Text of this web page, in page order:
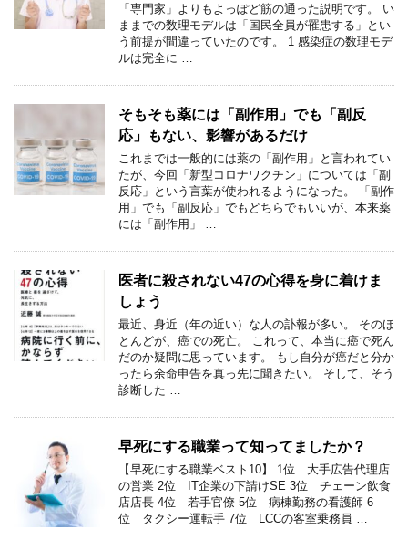
「専門家」よりもよっぽど筋の通った説明です。 い
ままでの数理モデルは「国民全員が罹患する」とい
う前提が間違っていたのです。 1 感染症の数理モデ
ルは完全に …
そもそも薬には「副作用」でも「副反
応」もない、影響があるだけ
これまでは一般的には薬の「副作用」と言われてい
たが、今回「新型コロナワクチン」については「副
反応」という言葉が使われるようになった。 「副作
用」でも「副反応」でもどちらでもいいが、本来薬
には「副作用」 …
医者に殺されない47の心得を身に着けま
しょう
最近、身近（年の近い）な人の訃報が多い。 そのほ
とんどが、癌での死亡。 これって、本当に癌で死ん
だのか疑問に思っています。 もし自分が癌だと分か
ったら余命申告を真っ先に聞きたい。 そして、そう
診断した …
早死にする職業って知ってましたか？
【早死にする職業ベスト10】 1位 大手広告代理店
の営業 2位 IT企業の下請けSE 3位 チェーン飲食
店店長 4位 若手官僚 5位 病棟勤務の看護師 6
位 タクシー運転手 7位 LCCの客室乗務員 …